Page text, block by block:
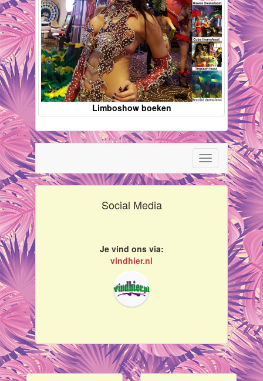
Limboshow boeken
Toggle
navigation
Social Media
Je vind ons via:
vindhier.nl